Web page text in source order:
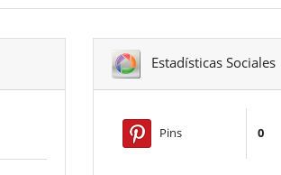
Estadísticas Sociales
Pins 0